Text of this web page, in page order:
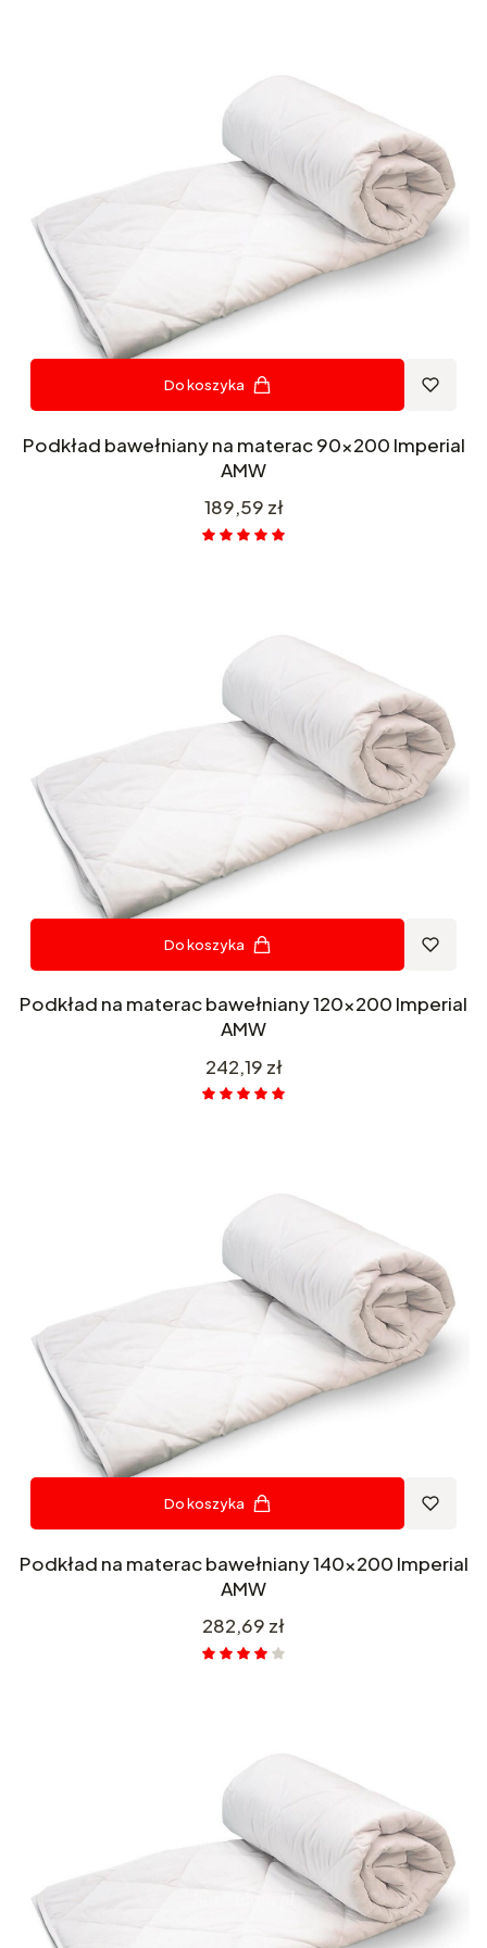
Do koszyka
Podkład bawełniany na materac 90x200 Imperial
AMW
Cena
189,59 zł
Do koszyka
Podkład na materac bawełniany 120x200 Imperial
AMW
Cena
242,19 zł
Do koszyka
Podkład na materac bawełniany 140x200 Imperial
AMW
Cena
282,69 zł